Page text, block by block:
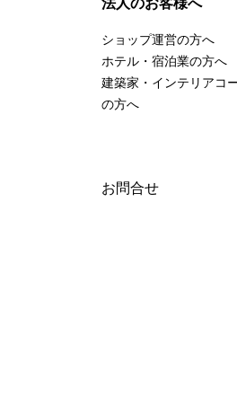
法人のお客様へ
ショップ運営の方へ
ホテル・宿泊業の方へ
建築家・インテリアコ
の方へ
お問合せ